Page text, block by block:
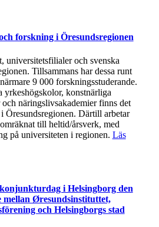
forskning i Öresundsregionen
universitetsfilialer och svenska
Tillsammans har dessa runt
9 000 forskningsstuderande.
yrkeshögskolor, konstnärliga
näringslivsakademier finns det
Öresundsregionen. Därtill arbetar
till heltid/årsverk, med
på universiteten i regionen. Läs
i Helsingborg den
mellan Øresundsinstituttet,
och Helsingborgs stad